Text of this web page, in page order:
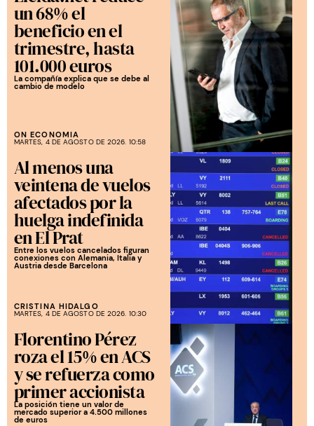
un 68% el
beneficio en el
trimestre, hasta
101.000 euros
La compañía explica que se debe al
cambio de modelo
ON ECONOMIA
MARTES, 4 DE AGOSTO DE 2026. 10:58
Al menos una
veintena de vuelos
afectados por la
huelga indefinida
en El Prat
Entre los vuelos cancelados figuran
conexiones con Alemania, Italia y
Austria desde Barcelona
CRISTINA HIDALGO
MARTES, 4 DE AGOSTO DE 2026. 10:30
Florentino Pérez
roza el 15% en ACS
y se refuerza como
primer accionista
La posición tiene un valor de
mercado superior a 4.500 millones
de euros